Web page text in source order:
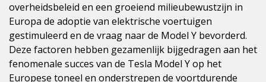
overheidsbeleid en een groeiend milieubewustzijn in
Europa de adoptie van elektrische voertuigen
gestimuleerd en de vraag naar de Model Y bevorderd.
Deze factoren hebben gezamenlijk bijgedragen aan het
fenomenale succes van de Tesla Model Y op het
Europese toneel en onderstrepen de voortdurende